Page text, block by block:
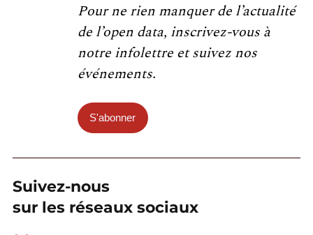
Pour ne rien manquer de l’actualité
de l’open data, inscrivez-vous à
notre infolettre et suivez nos
événements.
S'abonner
Suivez-nous
sur les réseaux sociaux